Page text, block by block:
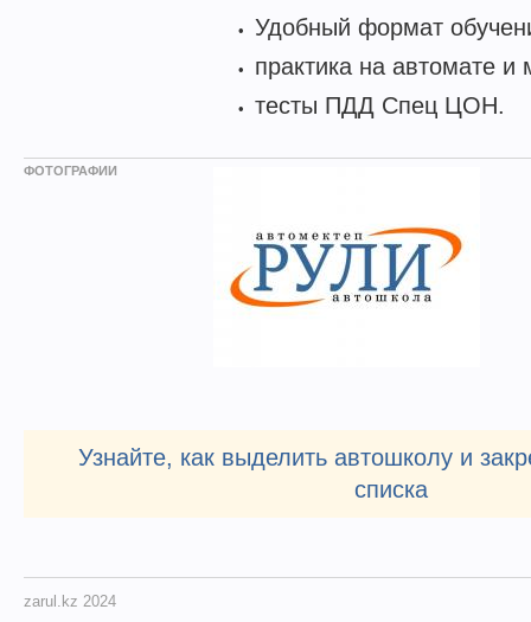
Удобный формат
практика на автомате и
тесты ПДД Спец ЦОН.
ФОТОГРАФИИ
Узнайте, как выделить автошколу и
списка
zarul.kz 2024